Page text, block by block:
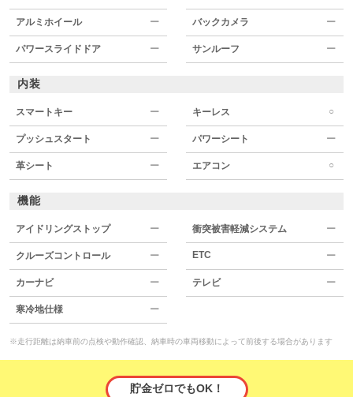
アルミホイール ー バックカメラ ー
パワースライドドア ー サンルーフ ー
内装
スマートキー ー キーレス ○
プッシュスタート ー パワーシート ー
革シート ー エアコン ○
機能
アイドリングストップ ー 衝突被害軽減システム ー
クルーズコントロール ー ETC ー
カーナビ ー テレビ ー
寒冷地仕様 ー
※走行距離は納車前の点検や動作確認、納車時の車両移動によって前後する場合があります
貯金ゼロでもOK！